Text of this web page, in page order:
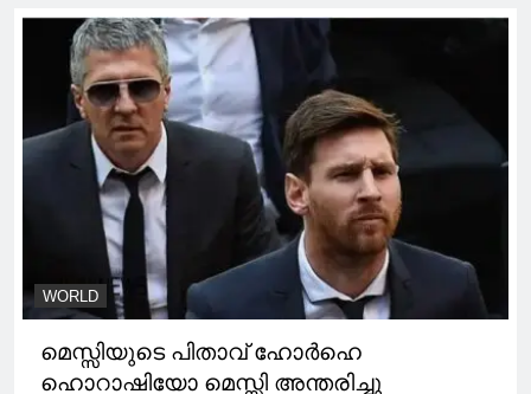
WORLD
മെസ്സിയുടെ പിതാവ് ഹോർഹെ
ഹൊറാഷിയോ മെസ്സി അന്തരിച്ചു